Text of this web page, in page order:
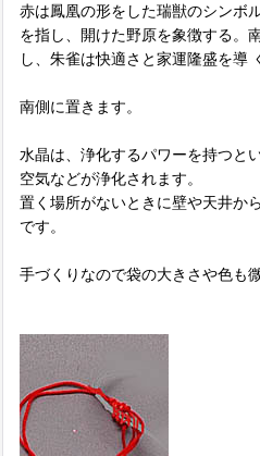
赤は鳳凰の形をした瑞獣のシンボ
を指し、開けた野原を象徴する。
し、朱雀は快適さと家運隆盛を導
南側に置きます。
水晶は、浄化するパワーを持つと
空気などが浄化されます。
置く場所がないときに壁や天井か
です。
手づくりなので袋の大きさや色も